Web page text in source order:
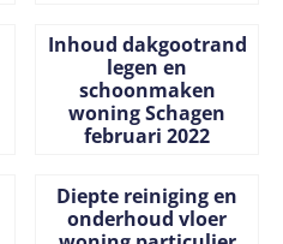
Inhoud dakgootrand
legen en
schoonmaken
woning Schagen
februari 2022
Diepte reiniging en
onderhoud vloer